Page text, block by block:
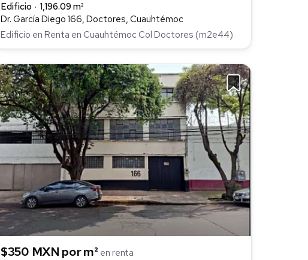
Edificio
1,196.09 m²
Dr. García Diego 166, Doctores, Cuauhtémoc
Edificio en Renta en Cuauhtémoc Col Doctores (m2e44)
$350 MXN por m² en renta